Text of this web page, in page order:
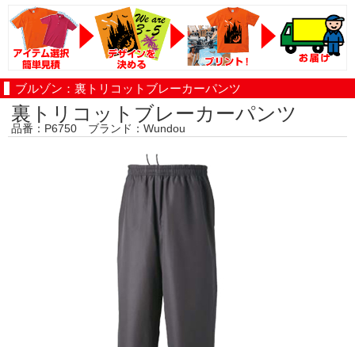
ブルゾン：裏トリコットブレーカーパンツ
裏トリコットブレーカーパンツ
品番：P6750 ブランド：Wundou